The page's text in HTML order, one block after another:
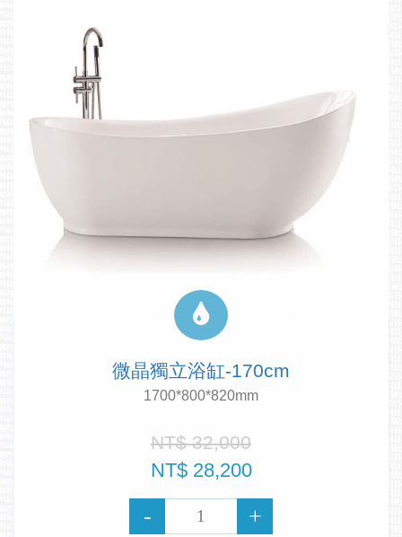
微晶獨立浴缸-170cm
1700*800*820mm
NT$ 32,000
NT$ 28,200